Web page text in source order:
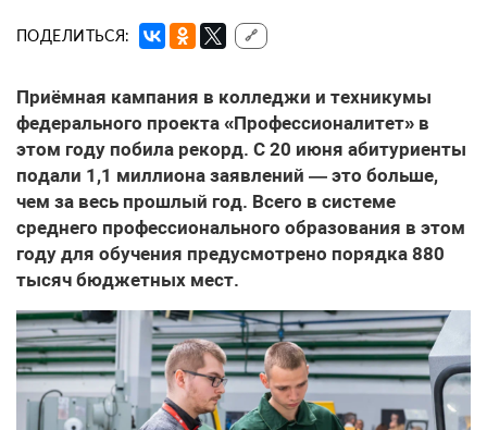
ПОДЕЛИТЬСЯ: 🔗
Приёмная кампания в колледжи и техникумы
федерального проекта «Профессионалитет» в
этом году побила рекорд. С 20 июня абитуриенты
подали 1,1 миллиона заявлений — это больше,
чем за весь прошлый год. Всего в системе
среднего профессионального образования в этом
году для обучения предусмотрено порядка 880
тысяч бюджетных мест.